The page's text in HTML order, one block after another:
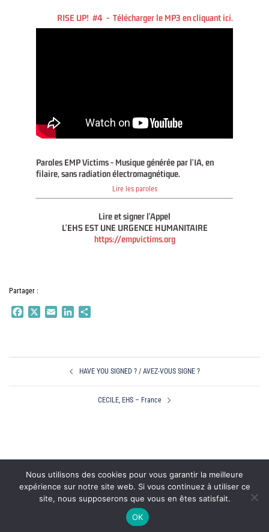
RISE UP! #4 - Télécharger le MP3 en cliquant ici.
Paroles EMP Victims - Musique générée par l'IA, en
filaire, sans radiation électromagnétique.
Lire les paroles
Lire et signer l'Appel
L'EHS EST UNE URGENCE HUMANITAIRE
https://empvictims.org
Partager :
Facebook Email LinkedIn
d’article
HAVE YOU SIGNED ? / AVEZ-VOUS SIGNE ?
CECILE, EHS – France
© 2026 EMP VICTIMS
Nous utilisons des cookies pour vous garantir la meilleure
expérience sur notre site web. Si vous continuez à utiliser ce
site, nous supposerons que vous en êtes satisfait.
OK